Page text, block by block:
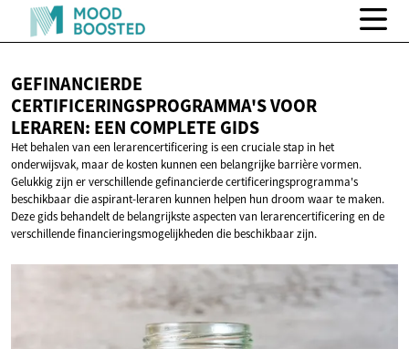
GEFINANCIERDE
CERTIFICERINGSPROGRAMMA'S VOOR
LERAREN: EEN COMPLETE GIDS
Het behalen van een lerarencertificering is een cruciale stap in het
onderwijsvak, maar de kosten kunnen een belangrijke barrière vormen.
Gelukkig zijn er verschillende gefinancierde certificeringsprogramma's
beschikbaar die aspirant-leraren kunnen helpen hun droom waar te maken.
Deze gids behandelt de belangrijkste aspecten van lerarencertificering en de
verschillende financieringsmogelijkheden die beschikbaar zijn.